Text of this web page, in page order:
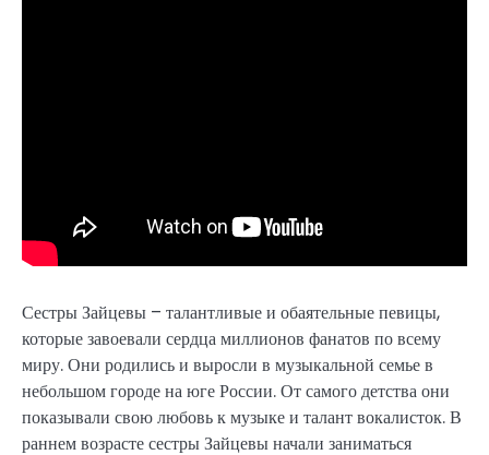
Сестры Зайцевы – талантливые и обаятельные певицы,
которые завоевали сердца миллионов фанатов по всему
миру. Они родились и выросли в музыкальной семье в
небольшом городе на юге России. От самого детства они
показывали свою любовь к музыке и талант вокалисток. В
раннем возрасте сестры Зайцевы начали заниматься